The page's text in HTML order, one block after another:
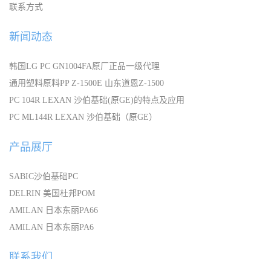
联系方式
新闻动态
韩国LG PC GN1004FA原厂正品一级代理
通用塑料原料PP Z-1500E 山东道恩Z-1500
PC 104R LEXAN 沙伯基础(原GE)的特点及应用
PC ML144R LEXAN 沙伯基础（原GE）
产品展厅
SABIC沙伯基础PC
DELRIN 美国杜邦POM
AMILAN 日本东丽PA66
AMILAN 日本东丽PA6